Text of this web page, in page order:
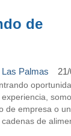
de
Las Palmas
de empresa o
de